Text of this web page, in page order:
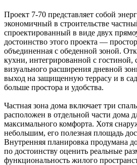
Проект 7-70 представляет собой
экономичный в строительстве
спроектированный в виде двух
достоинство этого проекта —
объединенная с обеденной зоной.
кухни, интегрированной с гостиной,
визуального расширения дневной
выход на защищенную террасу и в
больше простора и удобства.
Частная зона дома включает три
расположен в отдельной части дома
максимального комфорта. Хотя
небольшим, его полезная площадь
Внутренняя планировка продумана
по достоинству оценить реальные
функциональность жилого